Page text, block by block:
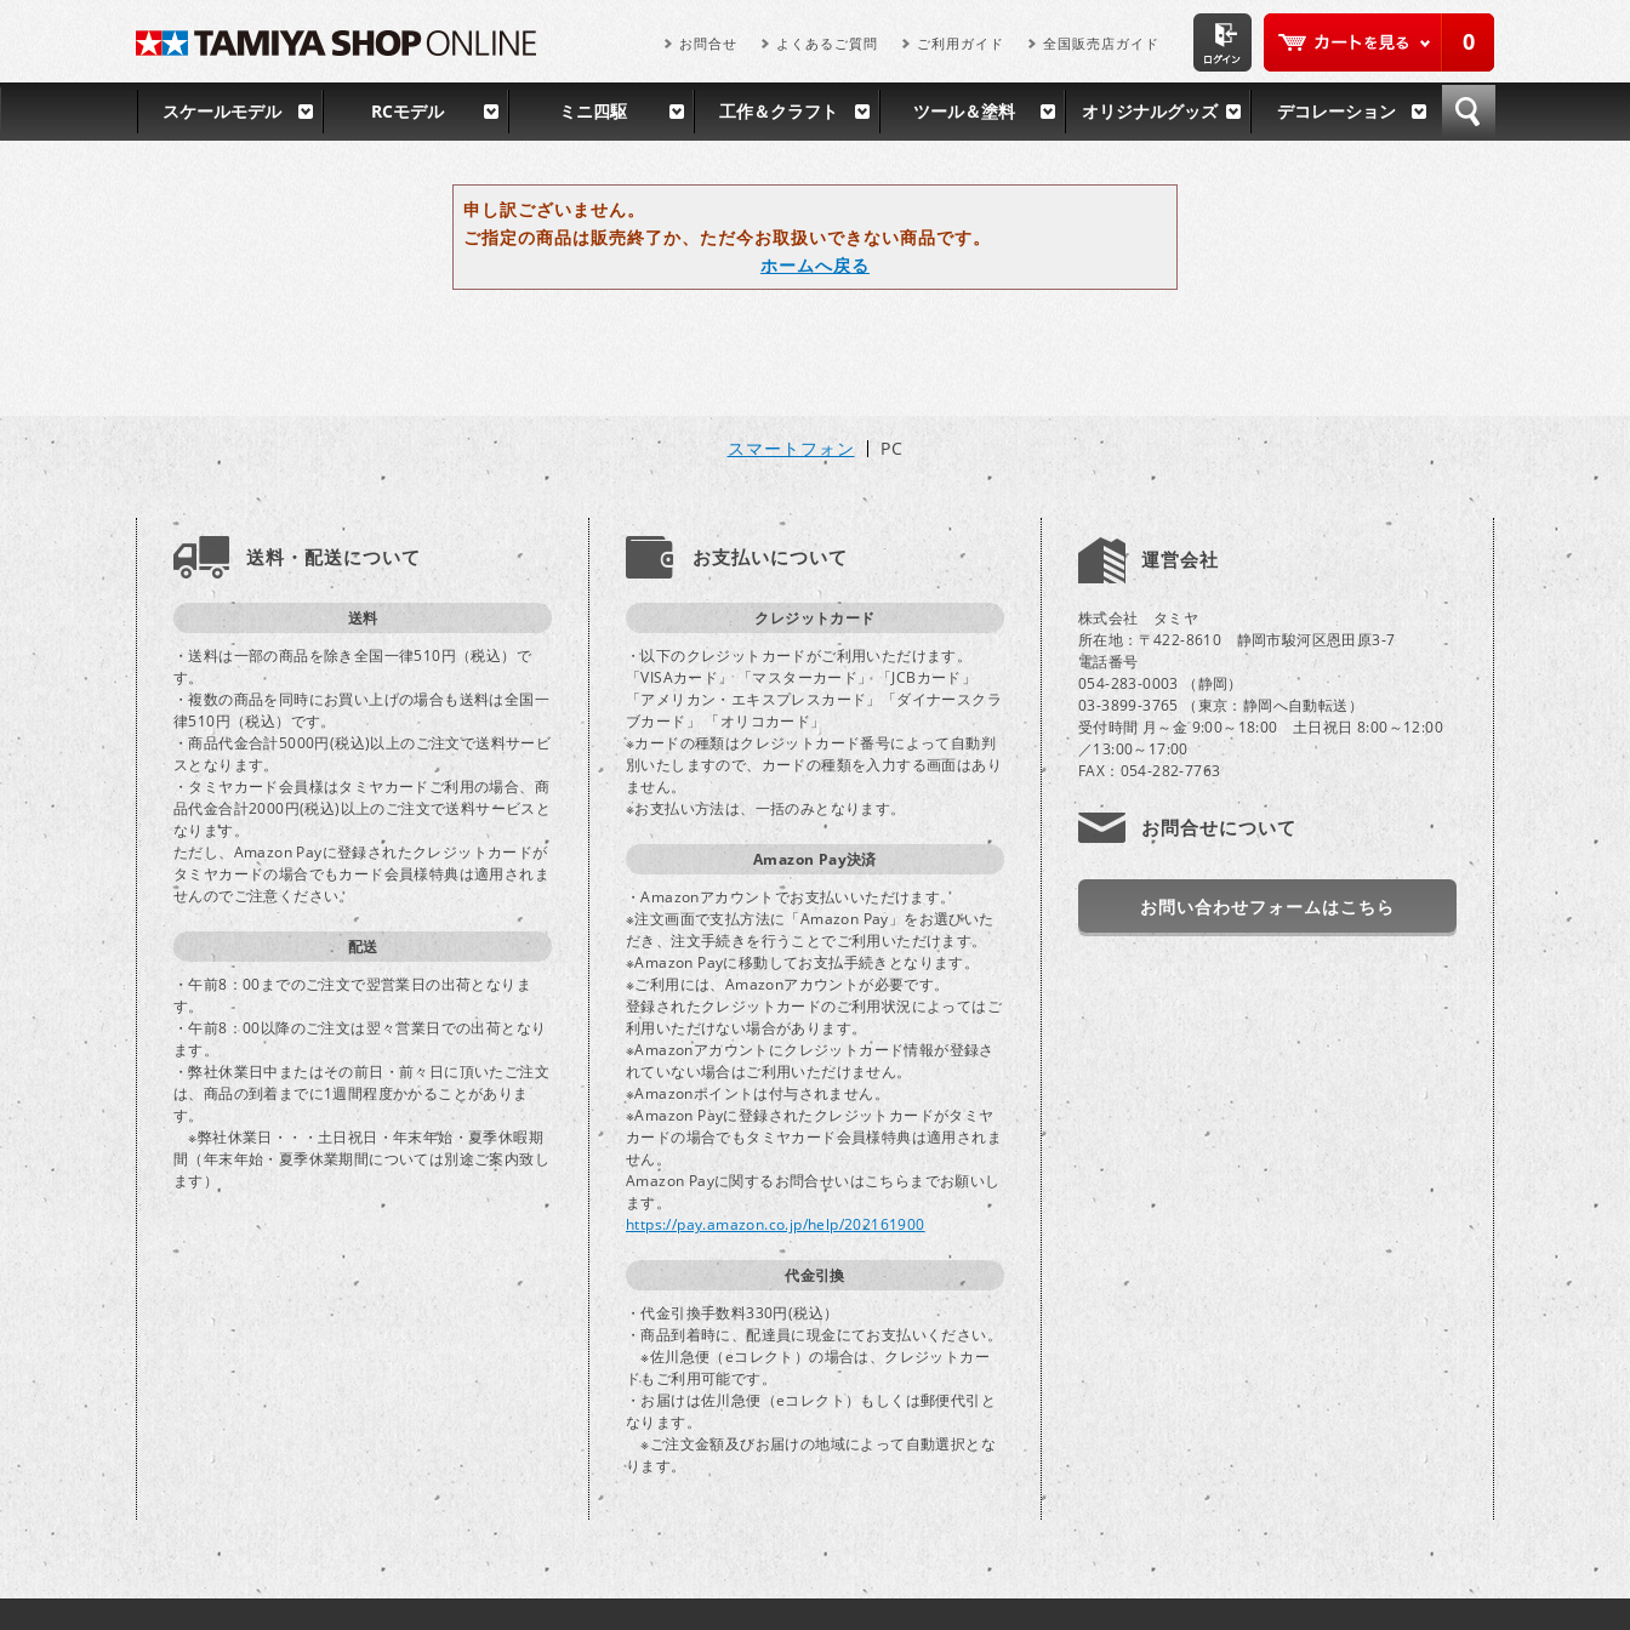
0
お問合せ よくあるご質問 ご利用ガイド 全国販売店ガイド
スケールモデル RCモデル ミニ四駆 工作＆クラフト ツール＆塗料 オリジナルグッズ デコレーション
申し訳ございません。
ご指定の商品は販売終了か、ただ今お取扱いできない商品です。
ホームへ戻る
スマートフォン PC
送料・配送について
送料
・送料は一部の商品を除き全国一律510円（税込）で
す。
・複数の商品を同時にお買い上げの場合も送料は全国一
律510円（税込）です。
・商品代金合計5000円(税込)以上のご注文で送料サービ
スとなります。
・タミヤカード会員様はタミヤカードご利用の場合、商
品代金合計2000円(税込)以上のご注文で送料サービスと
なります。
ただし、Amazon Payに登録されたクレジットカードが
タミヤカードの場合でもカード会員様特典は適用されま
せんのでご注意ください。
配送
・午前8：00までのご注文で翌営業日の出荷となりま
す。
・午前8：00以降のご注文は翌々営業日での出荷となり
ます。
・弊社休業日中またはその前日・前々日に頂いたご注文
は、商品の到着までに1週間程度かかることがありま
す。
※弊社休業日・・・土日祝日・年末年始・夏季休暇期
間（年末年始・夏季休業期間については別途ご案内致し
ます）
お支払いについて
クレジットカード
・以下のクレジットカードがご利用いただけます。
「VISAカード」 「マスターカード」 「JCBカード」
「アメリカン・エキスプレスカード」「ダイナースクラ
ブカード」 「オリコカード」
※カードの種類はクレジットカード番号によって自動判
別いたしますので、カードの種類を入力する画面はあり
ません。
※お支払い方法は、一括のみとなります。
Amazon Pay決済
・Amazonアカウントでお支払いいただけます。
※注文画面で支払方法に「Amazon Pay」をお選びいた
だき、注文手続きを行うことでご利用いただけます。
※Amazon Payに移動してお支払手続きとなります。
※ご利用には、Amazonアカウントが必要です。
登録されたクレジットカードのご利用状況によってはご
利用いただけない場合があります。
※Amazonアカウントにクレジットカード情報が登録さ
れていない場合はご利用いただけません。
※Amazonポイントは付与されません。
※Amazon Payに登録されたクレジットカードがタミヤ
カードの場合でもタミヤカード会員様特典は適用されま
せん。
Amazon Payに関するお問合せいはこちらまでお願いし
ます。
https://pay.amazon.co.jp/help/202161900
代金引換
・代金引換手数料330円(税込）
・商品到着時に、配達員に現金にてお支払いください。
※佐川急便（eコレクト）の場合は、クレジットカー
ドもご利用可能です。
・お届けは佐川急便（eコレクト）もしくは郵便代引と
なります。
※ご注文金額及びお届けの地域によって自動選択とな
ります。
運営会社
株式会社 タミヤ
所在地：〒422-8610 静岡市駿河区恩田原3-7
電話番号
054-283-0003 （静岡）
03-3899-3765 （東京：静岡へ自動転送）
受付時間 月～金 9:00～18:00 土日祝日 8:00～12:00
／13:00～17:00
FAX：054-282-7763
お問合せについて
お問い合わせフォームはこちら